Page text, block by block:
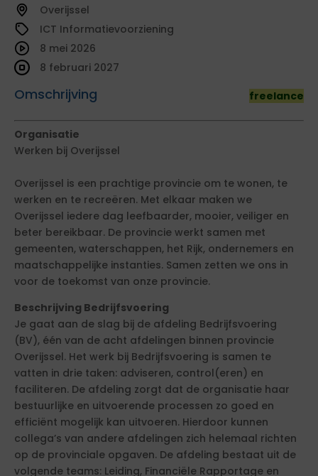
Overijssel
ICT Informatievoorziening
Omschrijving freelance
8 mei 2026
8 februari 2027
Organisatie
Werken bij Overijssel
Overijssel is een prachtige provincie om te wonen, te
werken en te recreëren. Met elkaar maken we
Overijssel iedere dag leefbaarder, mooier, veiliger en
beter bereikbaar. De provincie werkt samen met
gemeenten, waterschappen, het Rijk, ondernemers en
maatschappelijke instanties. Samen zetten we ons in
voor de toekomst van onze provincie.
Beschrijving Bedrijfsvoering
Je gaat aan de slag bij de afdeling Bedrijfsvoering
(BV), één van de acht afdelingen binnen provincie
Overijssel. Het werk bij Bedrijfsvoering is samen te
vatten in drie taken: adviseren, control(eren) en
faciliteren. De afdeling zorgt dat de organisatie haar
bestuurlijke en uitvoerende processen zo goed en
efficiënt mogelijk kan uitvoeren. Hierdoor kunnen
collega’s van andere afdelingen zich helemaal richten
op de provinciale opgaven. De afdeling bestaat uit de
volgende teams: Leiding, Financiële Rapportage en